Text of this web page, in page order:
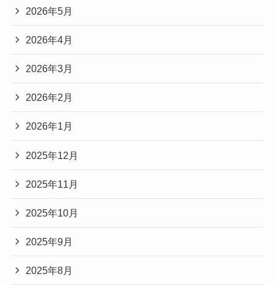
2026年5月
2026年4月
2026年3月
2026年2月
2026年1月
2025年12月
2025年11月
2025年10月
2025年9月
2025年8月